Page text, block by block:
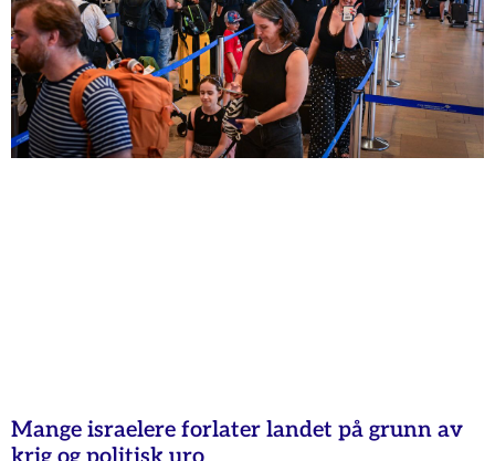
Mange israelere forlater landet på grunn av